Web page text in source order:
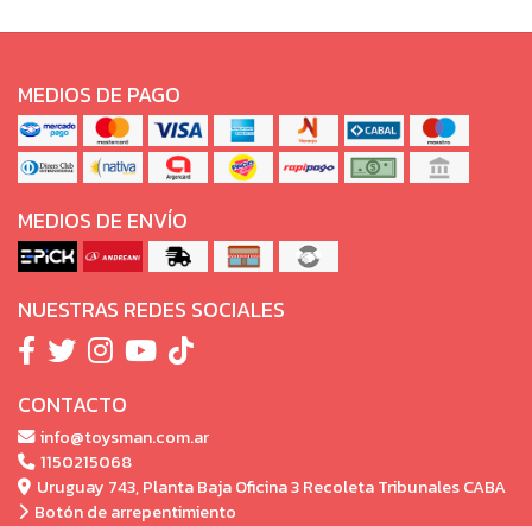
MEDIOS DE PAGO
MEDIOS DE ENVÍO
NUESTRAS REDES SOCIALES
CONTACTO
info@toysman.com.ar
1150215068
Uruguay 743, Planta Baja Oficina 3 Recoleta Tribunales CABA
Botón de arrepentimiento